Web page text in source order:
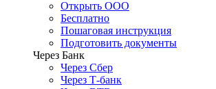
Открыть ООО
Бесплатно
Пошаговая инструкция
Подготовить документы
Через Банк
Через Сбер
Через Т-банк